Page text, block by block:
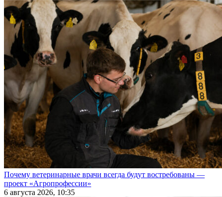
Почему ветеринарные врачи всегда будут востребованы —
проект «Агропрофессии»
6 августа 2026, 10:35